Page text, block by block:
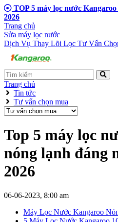
TOP 5 máy lọc nước
2026
Trang chủ
Sửa máy lọc nước
Dịch Vụ Thay Lõi Lọc Tư Vấn
Trang chủ
Tin tức
Tư vấn chọn mua
Top 5 máy lọc
nóng lạnh đáng
2026
06-06-2023, 8:00 am
Máy Lọc Nước Kangaroo